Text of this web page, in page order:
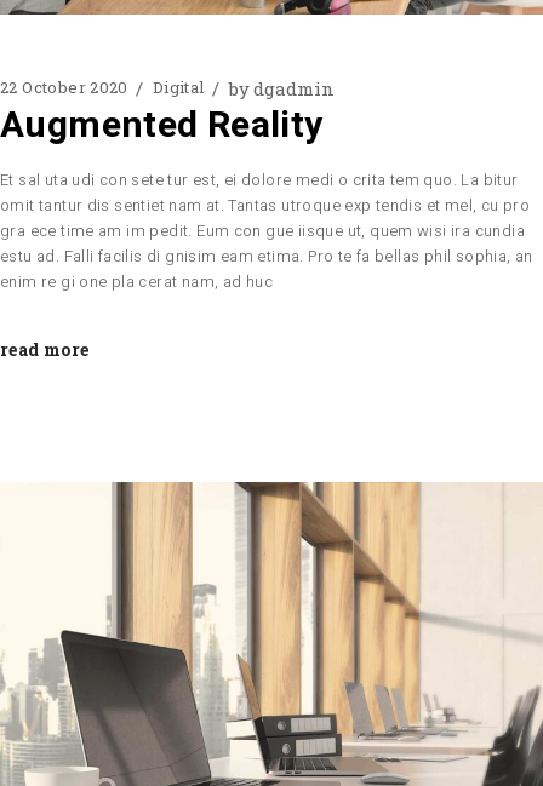
22 October 2020 Digital bydgadmin
Augmented Reality
Et sal uta udi con sete tur est, ei dolore medi o crita tem quo. La bitur
omit tantur dis sentiet nam at. Tantas utroque exp tendis et mel, cu pro
gra ece time am im pedit. Eum con gue iisque ut, quem wisi ira cundia
estu ad. Falli facilis di gnisim eam etima. Pro te fa bellas phil sophia, an
enim re gi one pla cerat nam, ad huc
read more